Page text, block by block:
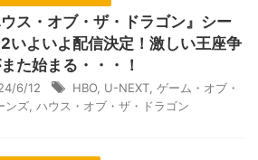
ウス・オブ・ザ・ドラゴン』シー
いよいよ配信決定！激しい王座争
た始まる・・・！
6/12 HBO U-NEXT ゲーム・オブ・
ンズ ハウス・オブ・ザ・ドラゴン